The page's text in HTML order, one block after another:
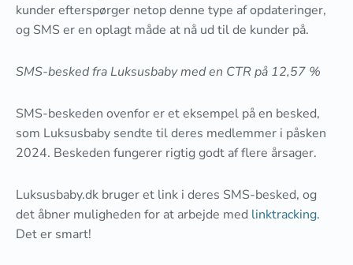
kunder efterspørger netop denne type af opdateringer,
og SMS er en oplagt måde at nå ud til de kunder på.
SMS-besked fra Luksusbaby med en CTR på 12,57 %
SMS-beskeden ovenfor er et eksempel på en besked,
som Luksusbaby sendte til deres medlemmer i påsken
2024. Beskeden fungerer rigtig godt af flere årsager.
Luksusbaby.dk bruger et link i deres SMS-besked, og
det åbner muligheden for at arbejde med linktracking.
Det er smart!